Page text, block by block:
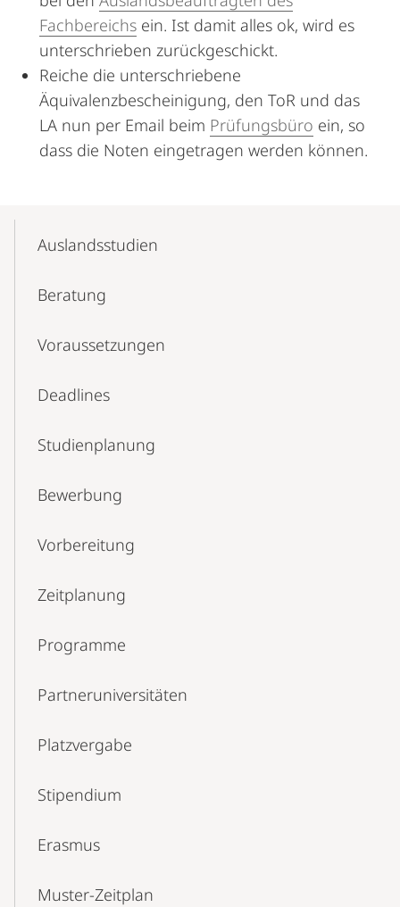
Fachbereichs ein. Ist damit alles ok, wird es
unterschrieben zurückgeschickt.
Reiche die unterschriebene
Äquivalenzbescheinigung, den ToR und das
LA nun per Email beim Prüfungsbüro ein, so
dass die Noten eingetragen werden können.
NavigationAuslandsstudien
Beratung
Voraussetzungen
Deadlines
Studienplanung
Bewerbung
Vorbereitung
Zeitplanung
Programme
Partneruniversitäten
Platzvergabe
Stipendium
Erasmus
Muster-Zeitplan